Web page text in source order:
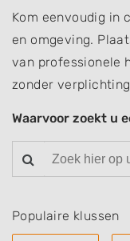
Kom eenvoudig in
en omgeving.
van professionele
zonder
Waarvoor zoekt u
Populaire klussen